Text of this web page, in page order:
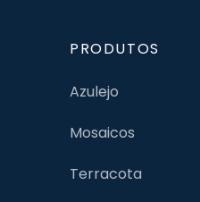
PRODUTOS
Azulejo
Mosaicos
Terracota